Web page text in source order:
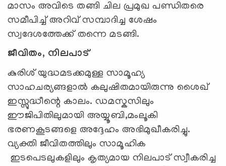
മാസം അവിടെ തങ്ങി ചില പ്രമുഖ പണ്ഡിതരെ
സമീപിച്ച് അറിവ് സമ്പാദിച്ച ശേഷം
സ്വദേശത്തേക്ക് തന്നെ മടങ്ങി.
ജീവിതം, നിലപാട്
കുരിശ് യുദ്ധമടക്കമുള്ള സാമൂഹ്യ
സാഹചര്യങ്ങളാൽ കലുഷിതമായിരുന്നു ശൈഖ്
ഇസ്സുദ്ധീന്റെ കാലം. ഡമസ്കസിലും
ഈജിപിതിലുമായി അയ്യൂബി,മംലൂകി
ഭരണകൂടങ്ങളെ അദ്ദേഹം അഭിമുഖീകരിച്ചു.
വ്യക്തി ജീവിതത്തിലും സാമൂഹിക
ഇടപെടലുകളിലും കൃത്യമായ നിലപാട് സ്വീകരിച്ച